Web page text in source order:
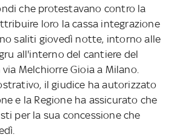
che protestavano contro la
loro la cassa integrazione
saliti giovedì notte, intorno alle
all'interno del cantiere del
Melchiorre Gioia a Milano.
il giudice ha autorizzato
e la Regione ha assicurato che
per la sua concessione che